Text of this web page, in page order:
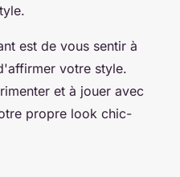
est de vous sentir à
votre style.
et à jouer avec
propre look chic-